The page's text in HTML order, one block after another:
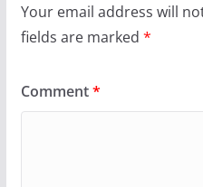
Your email address will
fields are marked *
Comment*